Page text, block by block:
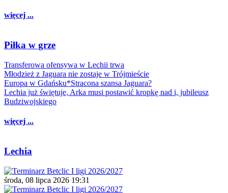
więcej ...
Piłka w grze
Transferowa ofensywa w Lechii trwa
Młodzież z Jaguara nie zostaje w Trójmieście
Europa w Gdańsku*Stracona szansa Jaguara?
Lechia już świętuje, Arka musi postawić kropkę nad i, jubileusz
Budziwojskiego
więcej ...
Lechia
środa, 08 lipca 2026 19:31